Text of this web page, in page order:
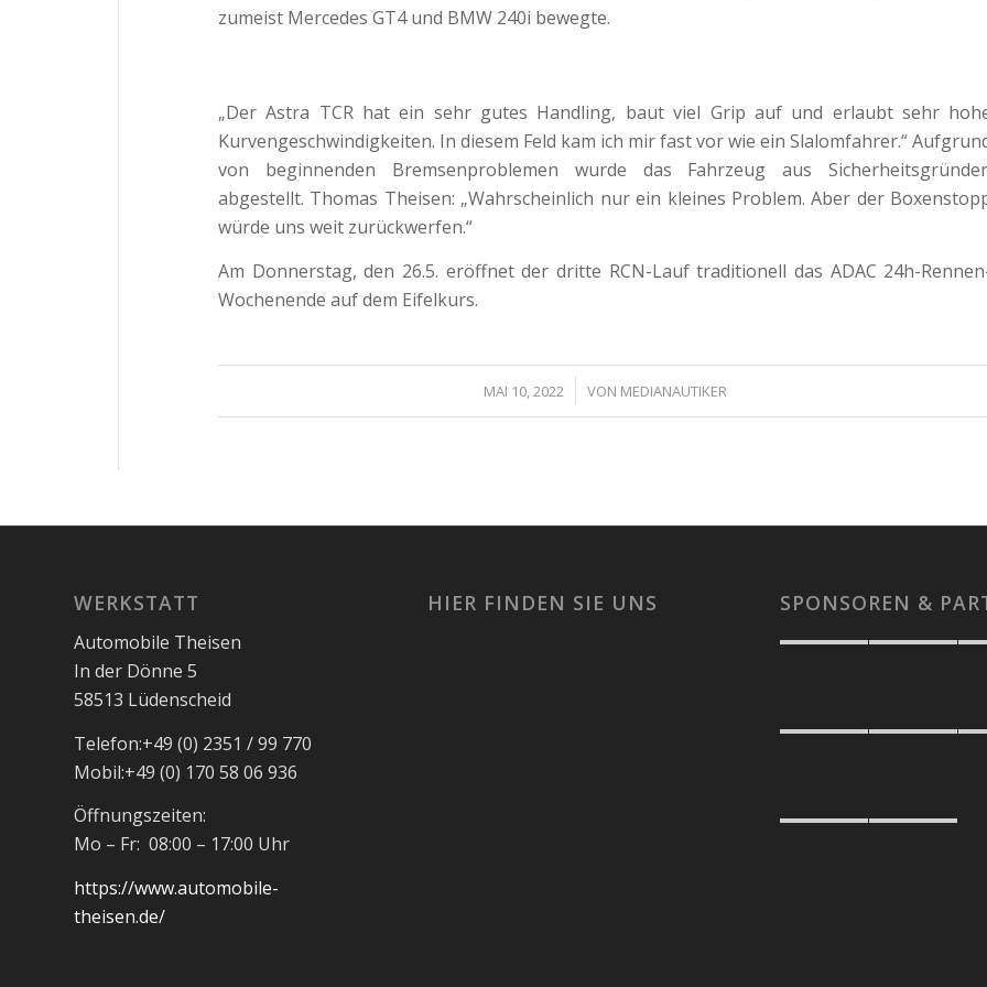
zumeist Mercedes GT4 und BMW 240i bewegte.
„Der Astra TCR hat ein sehr gutes Handling, baut viel Grip auf und erlaubt sehr
Kurvengeschwindigkeiten. In diesem Feld kam ich mir fast vor wie ein Slalomfahrer.“
von beginnenden Bremsenproblemen wurde das Fahrzeug aus
abgestellt. Thomas Theisen: „Wahrscheinlich nur ein kleines Problem. Aber der
würde uns weit zurückwerfen.“
Am Donnerstag, den 26.5. eröffnet der dritte RCN-Lauf traditionell das ADAC 24h-
Wochenende auf dem Eifelkurs.
MAI 10, 2022
/ VON MEDIANAUTIKER
WERKSTATT
Automobile Theisen
In der Dönne 5
58513 Lüdenscheid
Telefon:+49 (0) 2351 / 99 770
Mobil:+49 (0) 170 58 06 936
Öffnungszeiten:
Mo – Fr: 08:00 – 17:00 Uhr
https://www.automobile-
theisen.de/
HIER FINDEN SIE UNS SPONSOREN &